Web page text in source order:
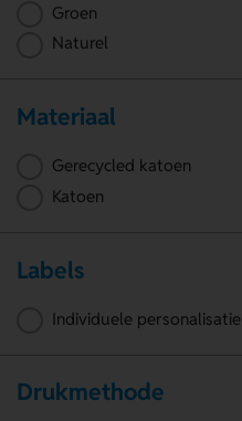
Groen
Naturel
Materiaal
Gerecycled katoen
Katoen
Labels
Individuele personalisatie
Drukmethode